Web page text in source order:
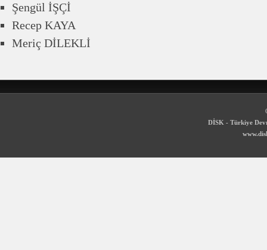
Şengül İŞÇİ
Recep KAYA
Meriç DİLEKLİ
DİSK - Türkiye